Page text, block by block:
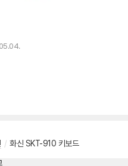
/ 화신 SKT-910 키보드